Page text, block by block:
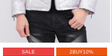
SALE
2BUY10%